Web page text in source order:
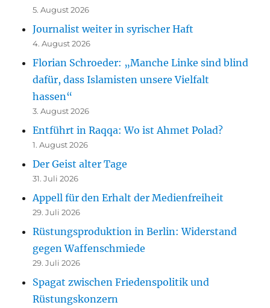
5. August 2026
Journalist weiter in syrischer Haft
4. August 2026
Florian Schroeder: „Manche Linke sind blind
dafür, dass Islamisten unsere Vielfalt
hassen“
3. August 2026
Entführt in Raqqa: Wo ist Ahmet Polad?
1. August 2026
Der Geist alter Tage
31. Juli 2026
Appell für den Erhalt der Medienfreiheit
29. Juli 2026
Rüstungsproduktion in Berlin: Widerstand
gegen Waffenschmiede
29. Juli 2026
Spagat zwischen Friedenspolitik und
Rüstungskonzern